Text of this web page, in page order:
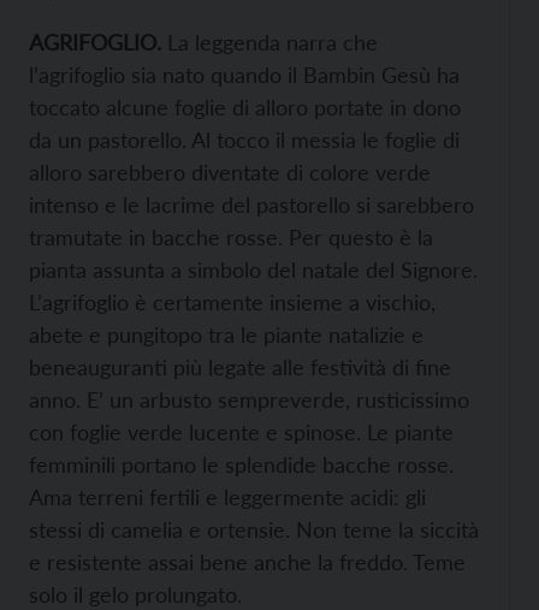
AGRIFOGLIO. La leggenda narra che
l’agrifoglio sia nato quando il Bambin Gesù ha
toccato alcune foglie di alloro portate in dono
da un pastorello. Al tocco il messia le foglie di
alloro sarebbero diventate di colore verde
intenso e le lacrime del pastorello si sarebbero
tramutate in bacche rosse. Per questo è la
pianta assunta a simbolo del natale del Signore.
L’agrifoglio è certamente insieme a vischio,
abete e pungitopo tra le piante natalizie e
beneauguranti più legate alle festività di fine
anno. E’ un arbusto sempreverde, rusticissimo
con foglie verde lucente e spinose. Le piante
femminili portano le splendide bacche rosse.
Ama terreni fertili e leggermente acidi: gli
stessi di camelia e ortensie. Non teme la siccità
e resistente assai bene anche la freddo. Teme
solo il gelo prolungato.